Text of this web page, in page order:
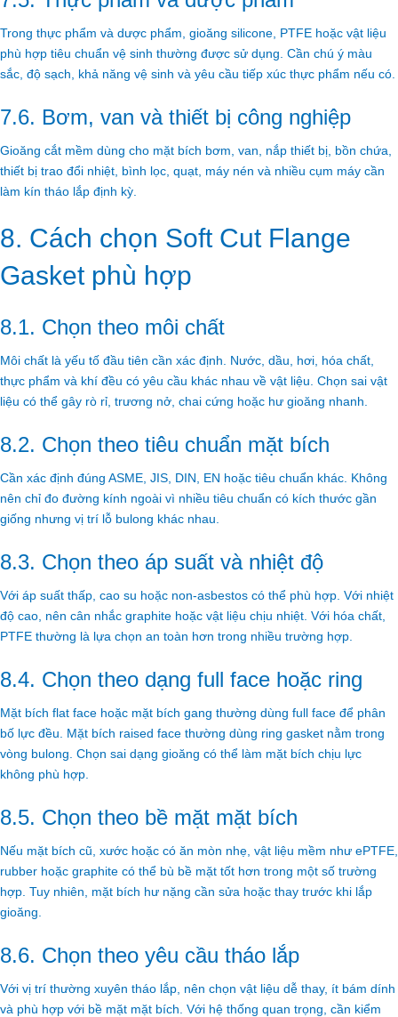
Trong thực phẩm và dược phẩm, gioăng silicone, PTFE hoặc vật liệu
phù hợp tiêu chuẩn vệ sinh thường được sử dụng. Cần chú ý màu
sắc, độ sạch, khả năng vệ sinh và yêu cầu tiếp xúc thực phẩm nếu có.
7.6. Bơm, van và thiết bị công nghiệp
Gioăng cắt mềm dùng cho mặt bích bơm, van, nắp thiết bị, bồn chứa,
thiết bị trao đổi nhiệt, bình lọc, quạt, máy nén và nhiều cụm máy cần
làm kín tháo lắp định kỳ.
8. Cách chọn Soft Cut Flange
Gasket phù hợp
8.1. Chọn theo môi chất
Môi chất là yếu tố đầu tiên cần xác định. Nước, dầu, hơi, hóa chất,
thực phẩm và khí đều có yêu cầu khác nhau về vật liệu. Chọn sai vật
liệu có thể gây rò rỉ, trương nở, chai cứng hoặc hư gioăng nhanh.
8.2. Chọn theo tiêu chuẩn mặt bích
Cần xác định đúng ASME, JIS, DIN, EN hoặc tiêu chuẩn khác. Không
nên chỉ đo đường kính ngoài vì nhiều tiêu chuẩn có kích thước gần
giống nhưng vị trí lỗ bulong khác nhau.
8.3. Chọn theo áp suất và nhiệt độ
Với áp suất thấp, cao su hoặc non-asbestos có thể phù hợp. Với nhiệt
độ cao, nên cân nhắc graphite hoặc vật liệu chịu nhiệt. Với hóa chất,
PTFE thường là lựa chọn an toàn hơn trong nhiều trường hợp.
8.4. Chọn theo dạng full face hoặc ring
Mặt bích flat face hoặc mặt bích gang thường dùng full face để phân
bố lực đều. Mặt bích raised face thường dùng ring gasket nằm trong
vòng bulong. Chọn sai dạng gioăng có thể làm mặt bích chịu lực
không phù hợp.
8.5. Chọn theo bề mặt mặt bích
Nếu mặt bích cũ, xước hoặc có ăn mòn nhẹ, vật liệu mềm như ePTFE,
rubber hoặc graphite có thể bù bề mặt tốt hơn trong một số trường
hợp. Tuy nhiên, mặt bích hư nặng cần sửa hoặc thay trước khi lắp
gioăng.
8.6. Chọn theo yêu cầu tháo lắp
Với vị trí thường xuyên tháo lắp, nên chọn vật liệu dễ thay, ít bám dính
và phù hợp với bề mặt mặt bích. Với hệ thống quan trọng, cần kiểm